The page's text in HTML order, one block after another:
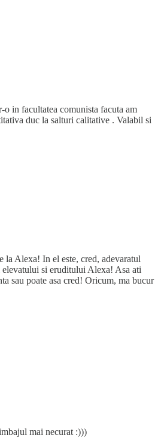
o in facultatea comunista facuta am
duc la salturi calitative . Valabil si
la Alexa! In el este, cred, adevaratul
si eruditului Alexa! Asa ati
sau poate asa cred! Oricum, ma bucur
mai necurat :)))